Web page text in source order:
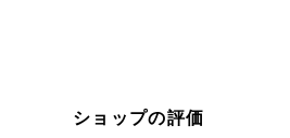
ショップの評価